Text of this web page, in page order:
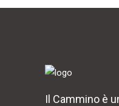
Il Cammino è